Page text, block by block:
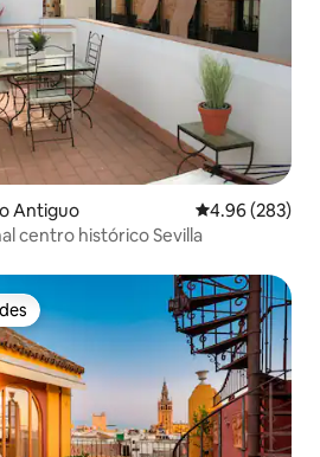
Antiguo Calificación
4.96 (283)
centro histórico Sevilla